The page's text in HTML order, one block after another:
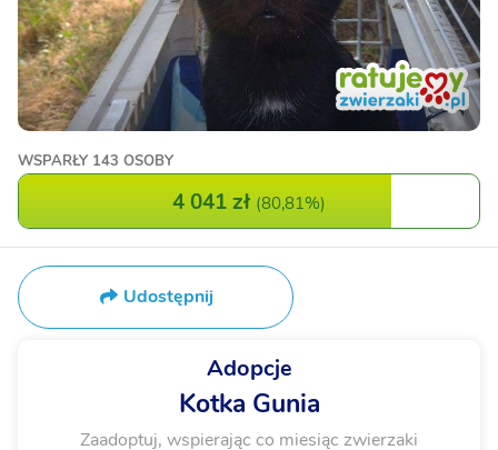
WSPARŁY 143 OSOBY
4 041 zł (80,81%)
Udostępnij
Adopcje
Kotka Gunia
Zaadoptuj, wspierając co miesiąc zwierzaki